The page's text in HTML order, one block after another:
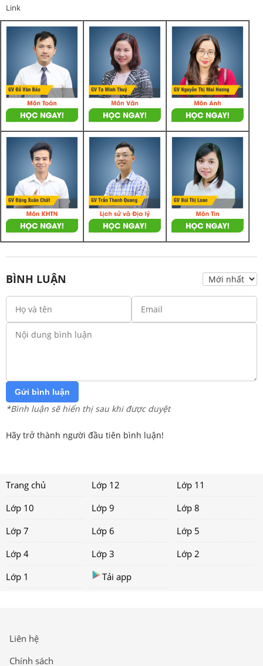
Link
BÌNH LUẬN
Gửi bình luận
*Bình luận sẽ hiển thị sau khi được duyệt
Hãy trở thành người đầu tiên bình luận!
Trang chủ Lớp 12
Lớp 11
Lớp 10
Lớp 9
Lớp 8
Lớp 7
Lớp 6
Lớp 5
Lớp 4
Lớp 3
Lớp 2
Lớp 1
Tải app
Liên hệ
Chính sách